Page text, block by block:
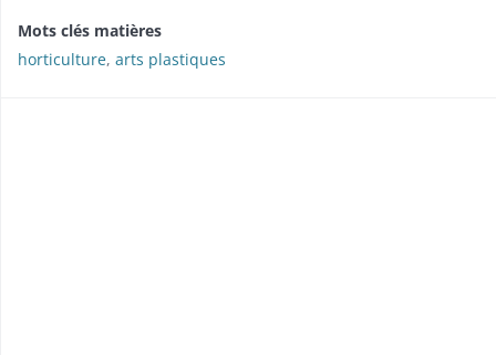
Mots clés matières
horticulture, arts plastiques